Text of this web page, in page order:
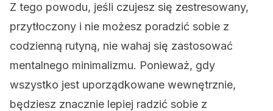
Z tego powodu, jeśli czujesz się zestresowany,
przytłoczony i nie możesz poradzić sobie z
codzienną rutyną, nie wahaj się zastosować
mentalnego minimalizmu. Ponieważ, gdy
wszystko jest uporządkowane wewnętrznie,
będziesz znacznie lepiej radzić sobie z